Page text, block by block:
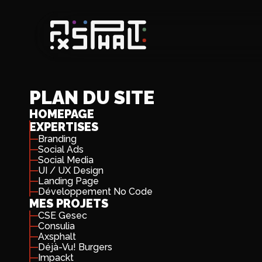
PLAN DU SITE
HOMEPAGE
EXPERTISES
Branding
Social Ads
Social Media
UI / UX Design
Landing Page
Développement No Code
MES PROJETS
CSE Gesec
Consulia
Axsphalt
Déjà-Vu! Burgers
Impackt